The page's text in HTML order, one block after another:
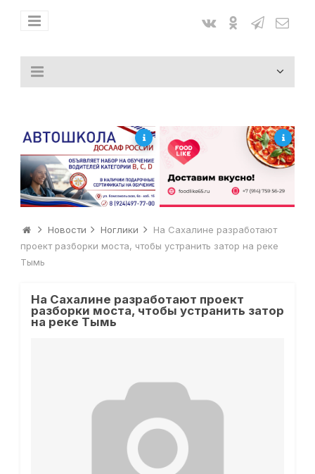
Новости Ноглики
На Сахалине разработают
проект разборки моста, чтобы устранить затор на реке
Тымь
На Сахалине разработают проект
разборки моста, чтобы устранить затор
на реке Тымь